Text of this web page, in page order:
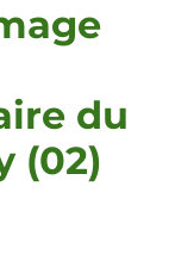
du
(02)